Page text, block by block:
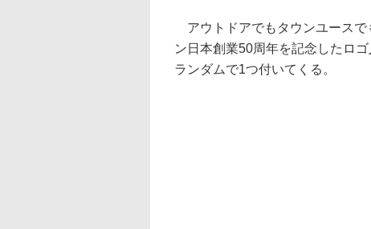
アウトドアでもタウンユースで
ン日本創業50周年を記念したロ
ランダムで1つ付いてくる。